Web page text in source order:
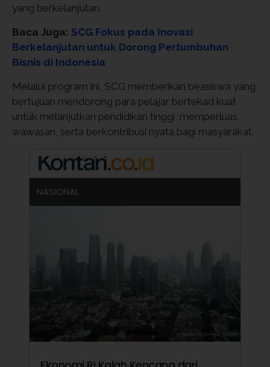
yang berkelanjutan.
Baca Juga: SCG Fokus pada Inovasi
Berkelanjutan untuk Dorong Pertumbuhan
Bisnis di Indonesia
Melalui program ini, SCG memberikan beasiswa yang
bertujuan mendorong para pelajar bertekad kuat
untuk melanjutkan pendidikan tinggi, memperluas
wawasan, serta berkontribusi nyata bagi masyarakat.
NASIONAL